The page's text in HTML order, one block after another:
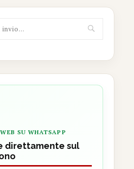
SU WHATSAPP
direttamente sul